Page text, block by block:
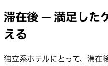
滞在後 — 満足した
える
独立系ホテルにとって、滞在